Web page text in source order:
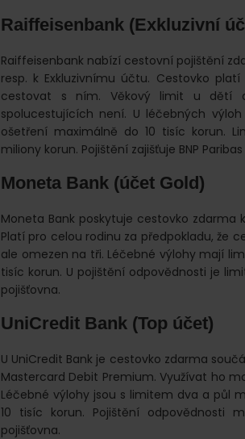
Raiffeisenbank (Exkluzivní
Raiffeisenbank nabízí cestovní pojištění
resp. k Exkluzivnímu účtu. Cestovko
cestovat s ním. Věkový limit u dětí
spolucestujících není. U léčebných
ošetření maximálně do 10 tisíc korun.
miliony korun. Pojištění zajišťuje BNP
Moneta Bank (účet Gold)
Moneta Bank poskytuje cestovko
Platí pro celou rodinu za předpokladu, že
ale omezen na tři. Léčebné výlohy mají
tisíc korun. U pojištění odpovědnosti je
pojišťovna.
UniCredit Bank (Top účet)
U UniCredit Bank je cestovko zdarma
Mastercard Debit Premium. Využívat ho
Léčebné výlohy jsou s limitem dva a půl
10 tisíc korun. Pojištění odpovědnosti
pojišťovna.